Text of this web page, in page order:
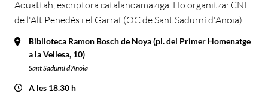
Aouattah, escriptora catalanoamaziga. Ho organitza: CNL
de l'Alt Penedès i el Garraf (OC de Sant Sadurní d'Anoia).
Biblioteca Ramon Bosch de Noya (pl. del Primer Homenatge
a la Vellesa, 10)
Sant Sadurní d'Anoia
A les 18.30 h